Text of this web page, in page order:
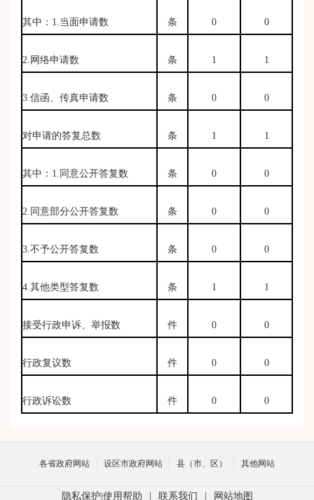
其中：1.当面申请数 条 0 0
2.网络申请数 条 1 1
3.信函、传真申请数 条 0 0
对申请的答复总数 条 1 1
其中：1.同意公开答复数 条 0 0
2.同意部分公开答复数 条 0 0
3.不予公开答复数 条 0 0
4.其他类型答复数 条 1 1
接受行政申诉、举报数 件 0 0
行政复议数 件 0 0
行政诉讼数 件 0 0
各省政府网站 设区市政府网站 县（市、区） 其他网站
隐私保护 使用帮助 联系我们 网站地图